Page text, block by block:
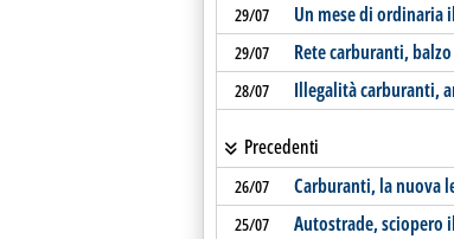
29/07 Un mese di ordinaria
29/07 Rete carburanti,
28/07 Illegalità carburanti,
Precedenti
26/07 Carburanti, la nuova
25/07 Autostrade, sciopero